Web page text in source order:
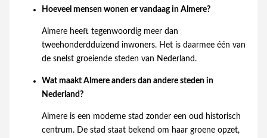
Hoeveel mensen wonen er vandaag in Almere?
Almere heeft tegenwoordig meer dan
tweehonderdduizend inwoners. Het is daarmee één van
de snelst groeiende steden van Nederland.
Wat maakt Almere anders dan andere steden in
Nederland?
Almere is een moderne stad zonder een oud historisch
centrum. De stad staat bekend om haar groene opzet,